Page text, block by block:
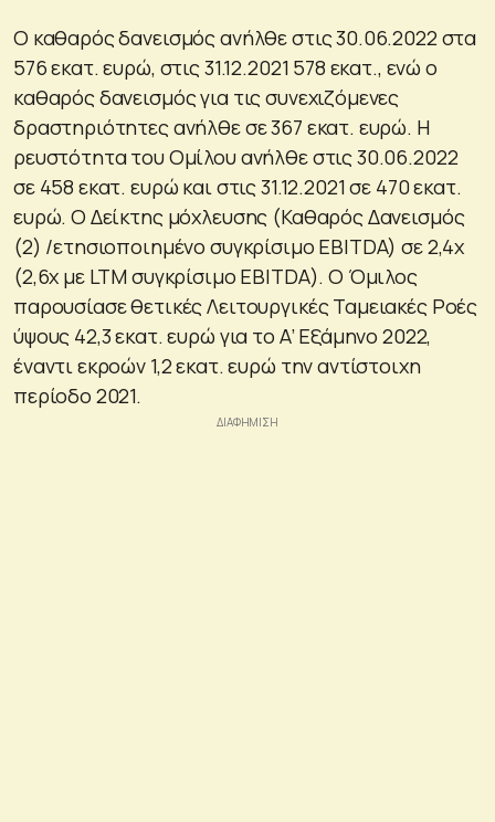
Ο καθαρός δανεισμός ανήλθε στις 30.06.2022 στα
576 εκατ. ευρώ, στις 31.12.2021 578 εκατ., ενώ ο
καθαρός δανεισμός για τις συνεχιζόμενες
δραστηριότητες ανήλθε σε 367 εκατ. ευρώ. Η
ρευστότητα του Ομίλου ανήλθε στις 30.06.2022
σε 458 εκατ. ευρώ και στις 31.12.2021 σε 470 εκατ.
ευρώ. Ο Δείκτης μόχλευσης (Καθαρός Δανεισμός
(2) /ετησιοποιημένο συγκρίσιμο EBITDA) σε 2,4x
(2,6x με LTM συγκρίσιμο EBITDA). Ο Όμιλος
παρουσίασε θετικές Λειτουργικές Ταμειακές Ροές
ύψους 42,3 εκατ. ευρώ για το A’ Εξάμηνο 2022,
έναντι εκροών 1,2 εκατ. ευρώ την αντίστοιχη
περίοδο 2021.